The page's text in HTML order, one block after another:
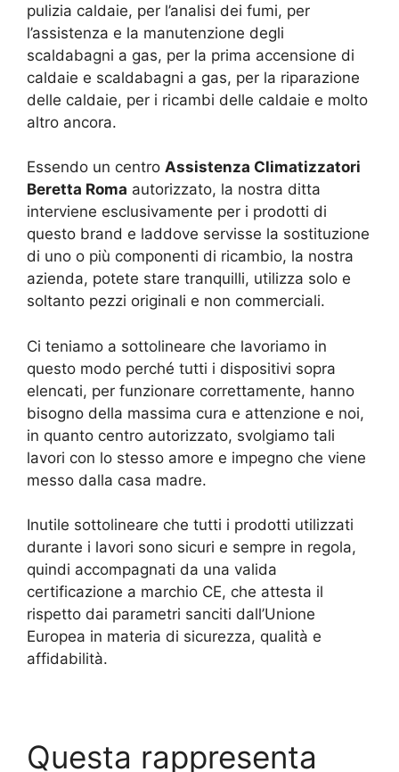
pulizia caldaie, per l’analisi dei fumi, per
l’assistenza e la manutenzione degli
scaldabagni a gas, per la prima accensione di
caldaie e scaldabagni a gas, per la riparazione
delle caldaie, per i ricambi delle caldaie e molto
altro ancora.
Essendo un centro Assistenza Climatizzatori
Beretta Roma autorizzato, la nostra ditta
interviene esclusivamente per i prodotti di
questo brand e laddove servisse la sostituzione
di uno o più componenti di ricambio, la nostra
azienda, potete stare tranquilli, utilizza solo e
soltanto pezzi originali e non commerciali.
Ci teniamo a sottolineare che lavoriamo in
questo modo perché tutti i dispositivi sopra
elencati, per funzionare correttamente, hanno
bisogno della massima cura e attenzione e noi,
in quanto centro autorizzato, svolgiamo tali
lavori con lo stesso amore e impegno che viene
messo dalla casa madre.
Inutile sottolineare che tutti i prodotti utilizzati
durante i lavori sono sicuri e sempre in regola,
quindi accompagnati da una valida
certificazione a marchio CE, che attesta il
rispetto dai parametri sanciti dall’Unione
Europea in materia di sicurezza, qualità e
affidabilità.
Questa rappresenta